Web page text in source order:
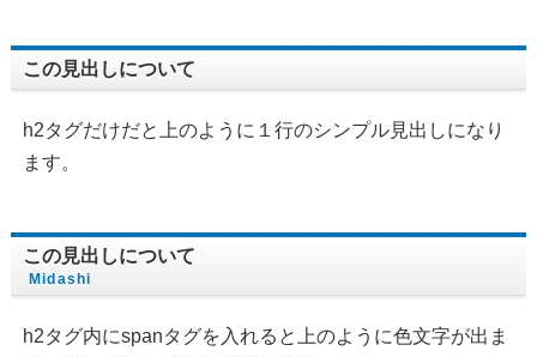
この見出しについて
h2タグだけだと上のように１行のシンプル見出しになり
ます。
この見出しについて
Midashi
h2タグ内にspanタグを入れると上のように色文字が出ま